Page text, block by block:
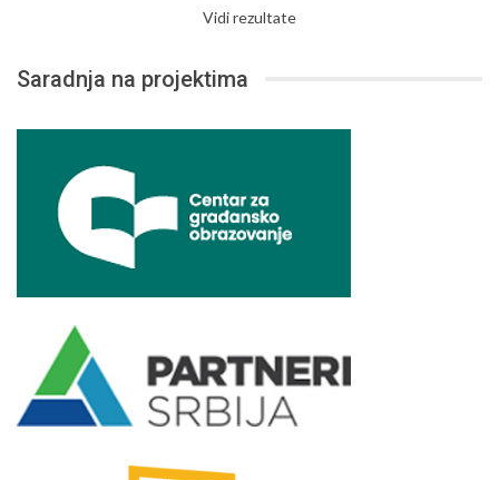
Vidi rezultate
Saradnja na projektima